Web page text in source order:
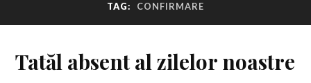
TAG: CONFIRMARE
Tatăl absent al zilelor noastre